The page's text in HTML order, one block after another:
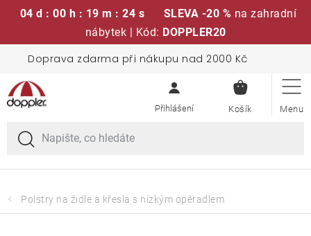
04 d : 00 h : 19 m : 23 s SLEVA -20 % na zahradní
nábytek | Kód: DOPPLER20
obsah
Doprava zdarma při nákupu nad 2000 Kč
KOŠÍK
Sedací soupravy
Slunečníky
Křesla a židle
Polstry na židle a křesla s nízkým opěradlem